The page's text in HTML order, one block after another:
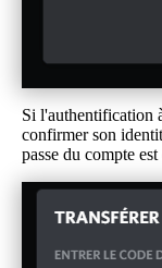
Si l'authentification
confirmer son
passe du compte est